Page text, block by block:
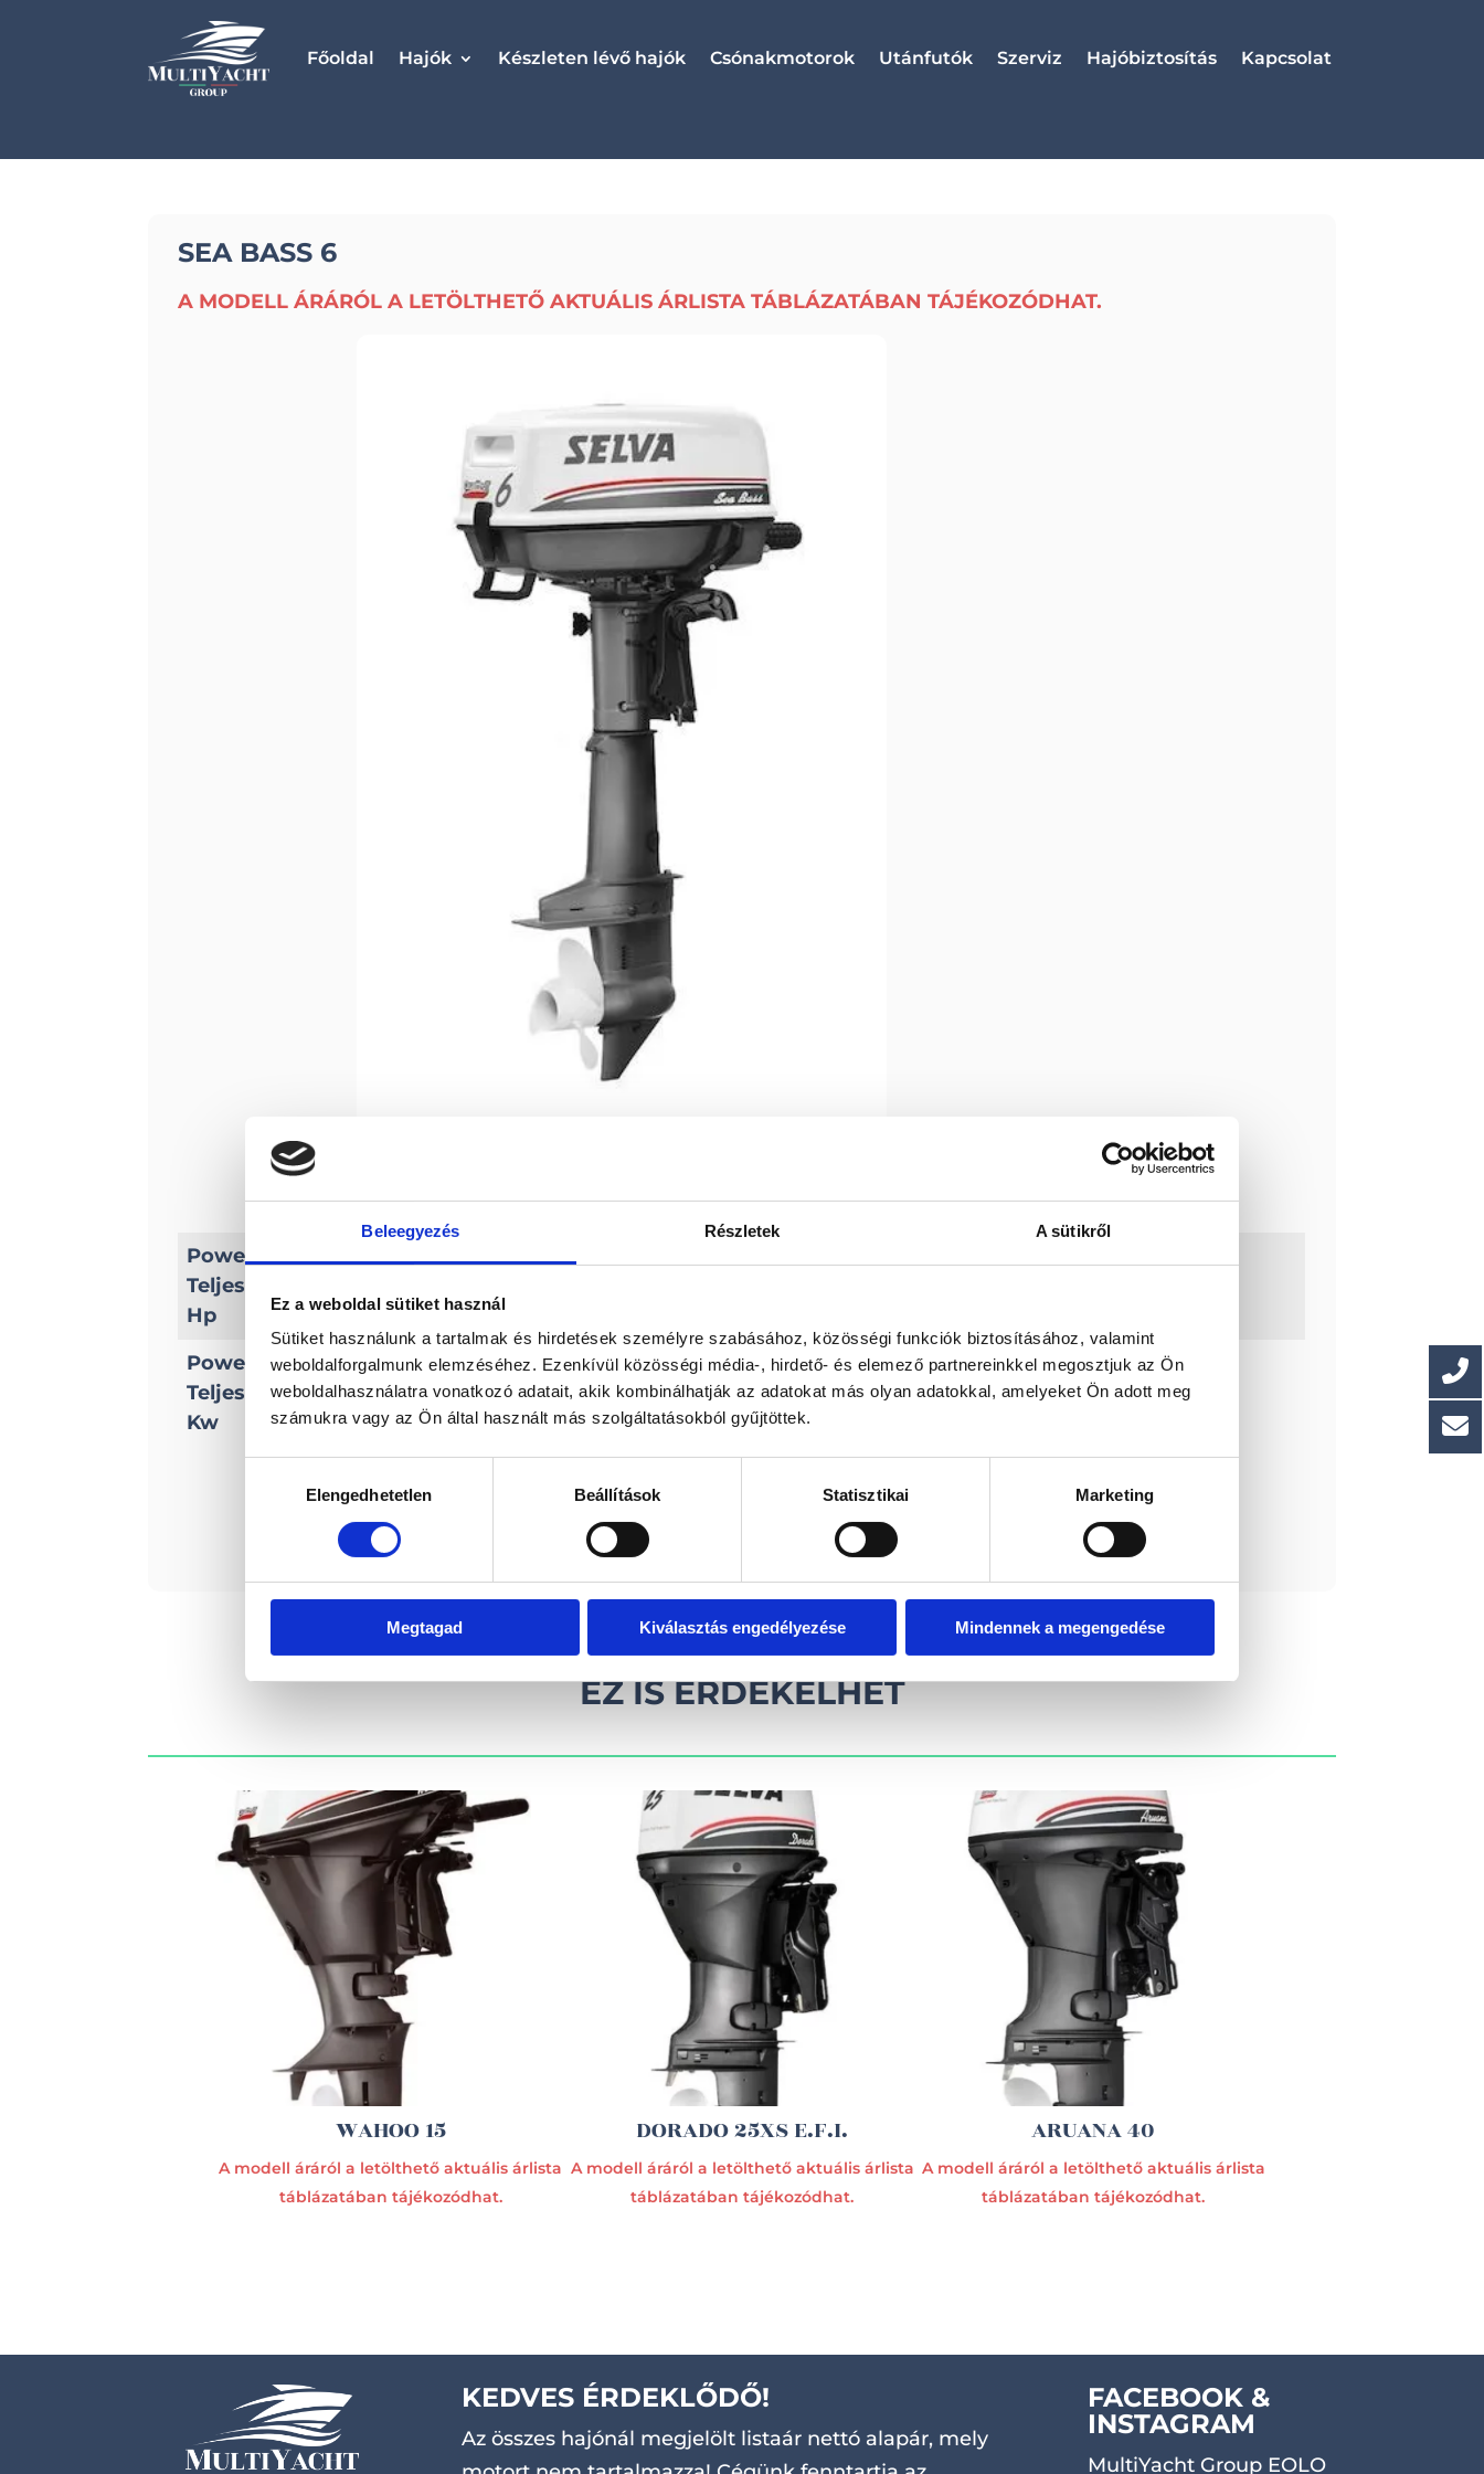
Beleegyezés Részletek A sütikről
Ez a weboldal sütiket használ
Sütiket használunk a tartalmak és hirdetések személyre szabásához, közösségi funkciók biztosításához, valamint
weboldalforgalmunk elemzéséhez. Ezenkívül közösségi média-, hirdető- és elemező partnereinkkel megosztjuk az Ön
weboldalhasználatra vonatkozó adatait, akik kombinálhatják az adatokat más olyan adatokkal, amelyeket Ön adott meg
számukra vagy az Ön által használt más szolgáltatásokból gyűjtöttek.
kiválasztásaElengedhetetlen Beállítások Statisztikai Marketing
Megtagad Kiválasztás engedélyezése Mindennek a megengedése
Főoldal Hajók Készleten lévő hajók Csónakmotorok Utánfutók Szerviz Hajóbiztosítás Kapcsolat
SEA BASS 6
A MODELL ÁRÁRÓL A LETÖLTHETŐ AKTUÁLIS ÁRLISTA TÁBLÁZATÁBAN TÁJÉKOZÓDHAT.
Power/
Teljesítmény
Hp
Power/
Teljesítmény
Kw
4, 4
Swept volume c.c. 118
EZ IS ÉRDEKELHET
WAHOO 15
A modell áráról a letölthető aktuális árlista
táblázatában tájékozódhat.
DORADO 25XS E.F.I.
A modell áráról a letölthető aktuális árlista
táblázatában tájékozódhat.
ARUANA 40
A modell áráról a letölthető aktuális árlista
táblázatában tájékozódhat.
KEDVES ÉRDEKLŐDŐ!
Az összes hajónál megjelölt listaár nettó alapár, mely
FACEBOOK &
INSTAGRAM
MultiYacht Group EOLO